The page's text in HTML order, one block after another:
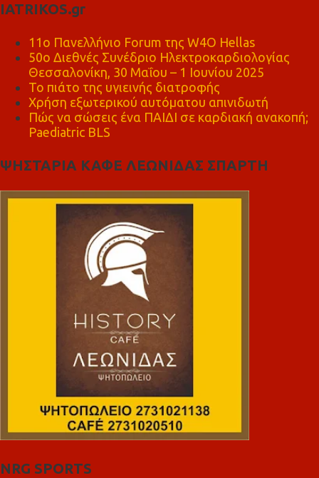
IATRIKOS.gr
11ο Πανελλήνιο Forum της W4O Hellas
50ο Διεθνές Συνέδριο Ηλεκτροκαρδιολογίας
Θεσσαλονίκη, 30 Μαΐου – 1 Ιουνίου 2025
Το πιάτο της υγιεινής διατροφής
Χρήση εξωτερικού αυτόματου απινιδωτή
Πώς να σώσεις ένα ΠΑΙΔΙ σε καρδιακή ανακοπή;
Paediatric BLS
ΨΗΣΤΑΡΙΑ ΚΑΦΕ ΛΕΩΝΙΔΑΣ ΣΠΑΡΤΗ
NRG SPORTS